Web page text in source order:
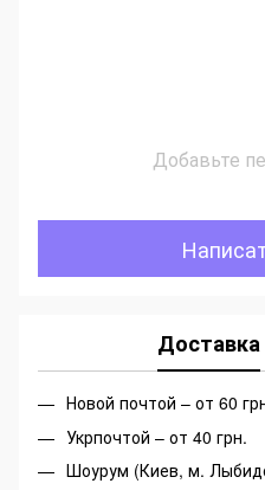
Добавьте
Доставка
Новой почтой – от 60
Укрпочтой – от 40 грн.
Шоурум (Киев, м.